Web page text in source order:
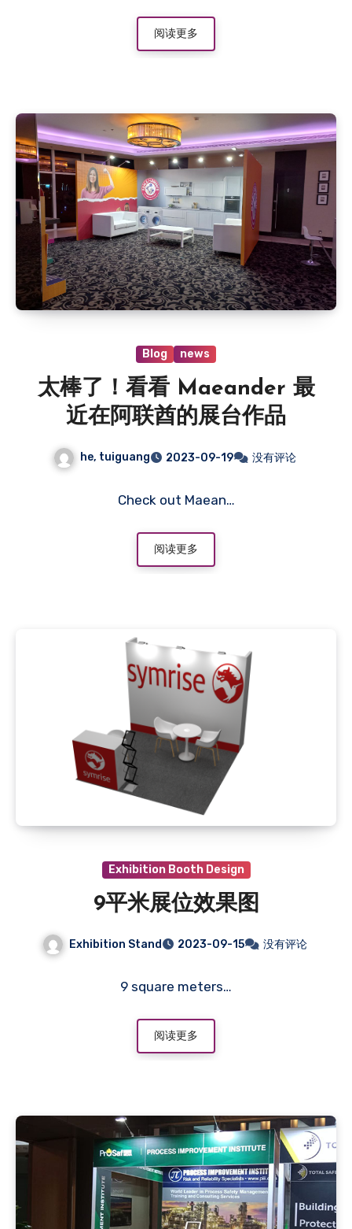
阅读更多
Blog news
太棒了！看看 Maeander 最
近在阿联酋的展台作品
he, tuiguang 2023-09-19 没有评论
Check out Maean…
阅读更多
Exhibition Booth Design
9平米展位效果图
Exhibition Stand 2023-09-15 没有评论
9 square meters…
阅读更多